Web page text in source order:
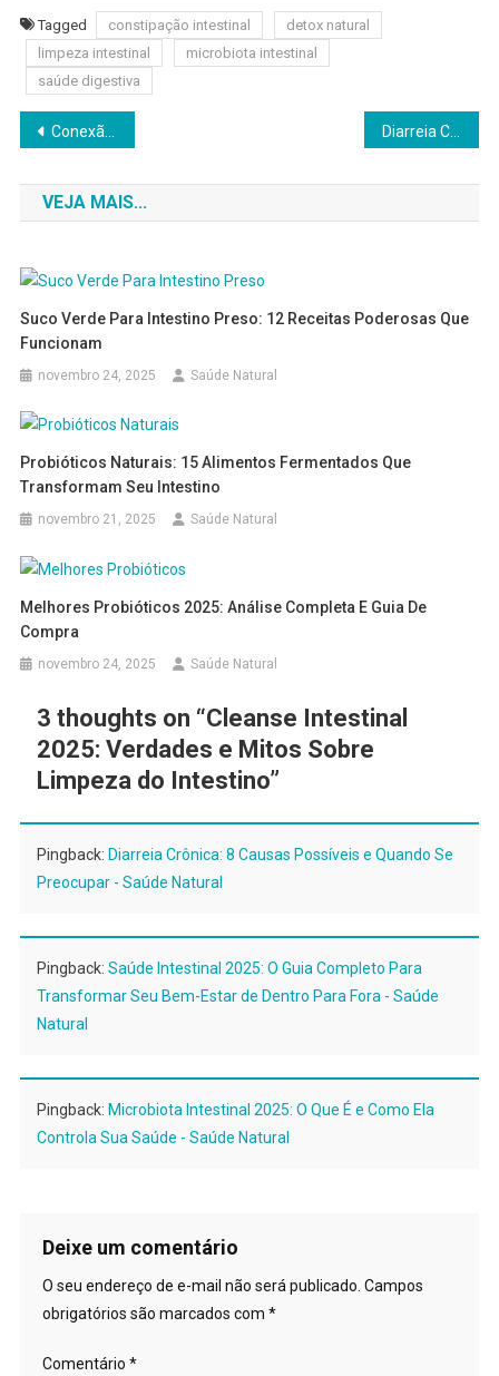
Tagged constipação intestinal
detox natural
limpeza intestinal
microbiota intestinal
saúde digestiva
Navegação
de
Post
Conexão Intestino-Cérebro 2025: Como Seu Intestino Afeta Ansiedade e Depressão
VEJA MAIS...
Suco Verde Para Intestino Preso: 12 Receitas Poderosas Que
Funcionam
novembro 24, 2025 Saúde Natural
Probióticos Naturais: 15 Alimentos Fermentados Que
Transformam Seu Intestino
novembro 21, 2025 Saúde Natural
Melhores Probióticos 2025: Análise Completa E Guia De
Compra
novembro 24, 2025 Saúde Natural
3 thoughts on “Cleanse Intestinal
2025: Verdades e Mitos Sobre
Limpeza do Intestino”
Pingback: Diarreia Crônica: 8 Causas Possíveis e Quando Se
Preocupar - Saúde Natural
Pingback: Saúde Intestinal 2025: O Guia Completo Para
Transformar Seu Bem-Estar de Dentro Para Fora - Saúde
Natural
Pingback: Microbiota Intestinal 2025: O Que É e Como Ela
Controla Sua Saúde - Saúde Natural
Deixe um comentário
O seu endereço de e-mail não será publicado. Campos
obrigatórios são marcados com *
Comentário *